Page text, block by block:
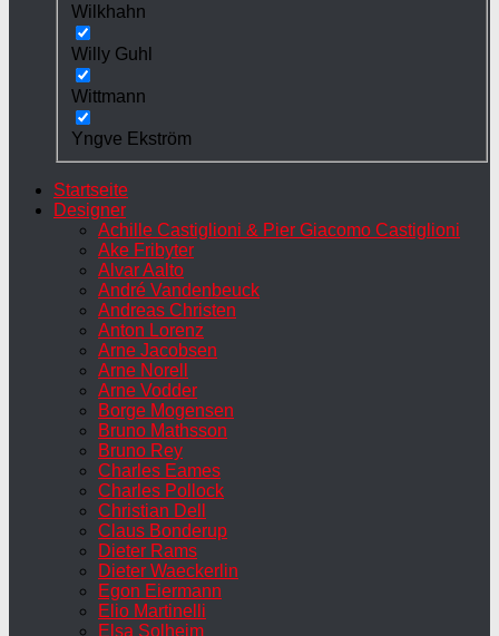
Wilkhahn
Willy Guhl
Wittmann
Yngve Ekström
Startseite
Designer
Achille Castiglioni & Pier Giacomo Castiglioni
Ake Fribyter
Alvar Aalto
André Vandenbeuck
Andreas Christen
Anton Lorenz
Arne Jacobsen
Arne Norell
Arne Vodder
Borge Mogensen
Bruno Mathsson
Bruno Rey
Charles Eames
Charles Pollock
Christian Dell
Claus Bonderup
Dieter Rams
Dieter Waeckerlin
Egon Eiermann
Elio Martinelli
Elsa Solheim